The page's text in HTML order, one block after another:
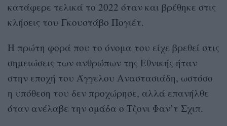
κατάφερε τελικά το 2022 όταν και βρέθηκε στις
κλήσεις του Γκουστάβο Πογιέτ.
Η πρώτη φορά που το όνομα του είχε βρεθεί στις
σημειώσεις των ανθρώπων της Εθνικής ήταν
στην εποχή του Άγγελου Αναστασιάδη, ωστόσο
η υπόθεση του δεν προχώρησε, αλλά επανήλθε
όταν ανέλαβε την ομάδα ο Τζονι Φαν’τ Σχιπ.